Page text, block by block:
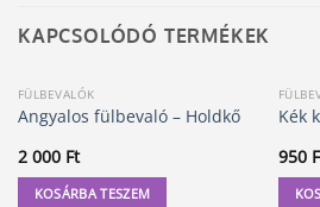
KAPCSOLÓDÓ TERMÉKEK
FÜLBEVALÓK
Angyalos fülbevaló – Holdkő
2 000 Ft
KOSÁRBA TESZEM
Kék
950